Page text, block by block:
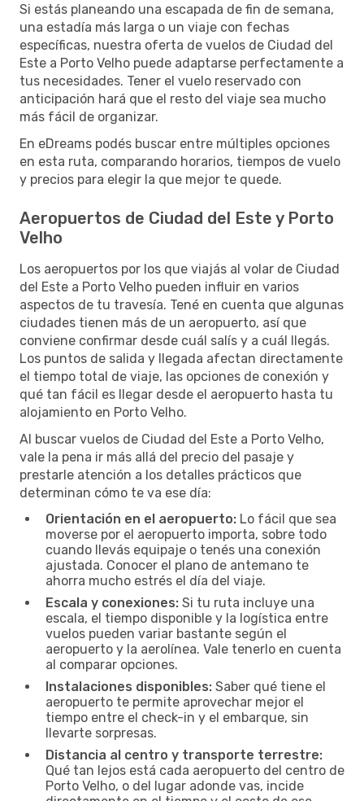
Si estás planeando una escapada de fin de semana,
una estadía más larga o un viaje con fechas
específicas, nuestra oferta de vuelos de Ciudad del
Este a Porto Velho puede adaptarse perfectamente a
tus necesidades. Tener el vuelo reservado con
anticipación hará que el resto del viaje sea mucho
más fácil de organizar.
En eDreams podés buscar entre múltiples opciones
en esta ruta, comparando horarios, tiempos de vuelo
y precios para elegir la que mejor te quede.
Aeropuertos de Ciudad del Este y Porto
Velho
Los aeropuertos por los que viajás al volar de Ciudad
del Este a Porto Velho pueden influir en varios
aspectos de tu travesía. Tené en cuenta que algunas
ciudades tienen más de un aeropuerto, así que
conviene confirmar desde cuál salís y a cuál llegás.
Los puntos de salida y llegada afectan directamente
el tiempo total de viaje, las opciones de conexión y
qué tan fácil es llegar desde el aeropuerto hasta tu
alojamiento en Porto Velho.
Al buscar vuelos de Ciudad del Este a Porto Velho,
vale la pena ir más allá del precio del pasaje y
prestarle atención a los detalles prácticos que
determinan cómo te va ese día:
Orientación en el aeropuerto: Lo fácil que sea
moverse por el aeropuerto importa, sobre todo
cuando llevás equipaje o tenés una conexión
ajustada. Conocer el plano de antemano te
ahorra mucho estrés el día del viaje.
Escala y conexiones: Si tu ruta incluye una
escala, el tiempo disponible y la logística entre
vuelos pueden variar bastante según el
aeropuerto y la aerolínea. Vale tenerlo en cuenta
al comparar opciones.
Instalaciones disponibles: Saber qué tiene el
aeropuerto te permite aprovechar mejor el
tiempo entre el check-in y el embarque, sin
llevarte sorpresas.
Distancia al centro y transporte terrestre:
Qué tan lejos está cada aeropuerto del centro de
Porto Velho, o del lugar adonde vas, incide